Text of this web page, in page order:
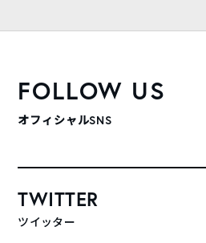
FOLLOW US
オフィシャルSNS
TWITTER
ツイッター